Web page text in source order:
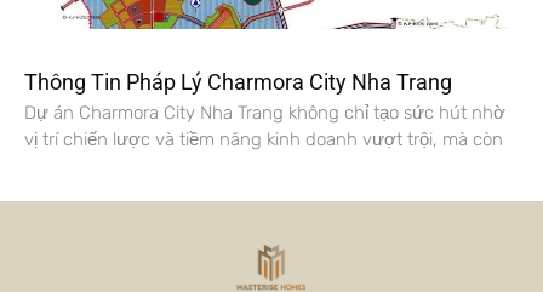
Thông Tin Pháp Lý Charmora City Nha Trang
Dự án Charmora City Nha Trang không chỉ tạo sức hút nhờ
vị trí chiến lược và tiềm năng kinh doanh vượt trội, mà còn